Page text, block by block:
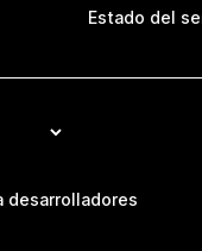
Estado del
desarrolladores